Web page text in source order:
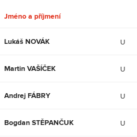
Jméno a příjmení
Lukáš NOVÁK U
Martin VAŠÍČEK U
Andrej FÁBRY U
Bogdan STĚPANČUK U